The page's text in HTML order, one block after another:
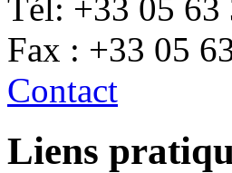
Tél: +33 05 63
Fax : +33 05
Contact
Liens